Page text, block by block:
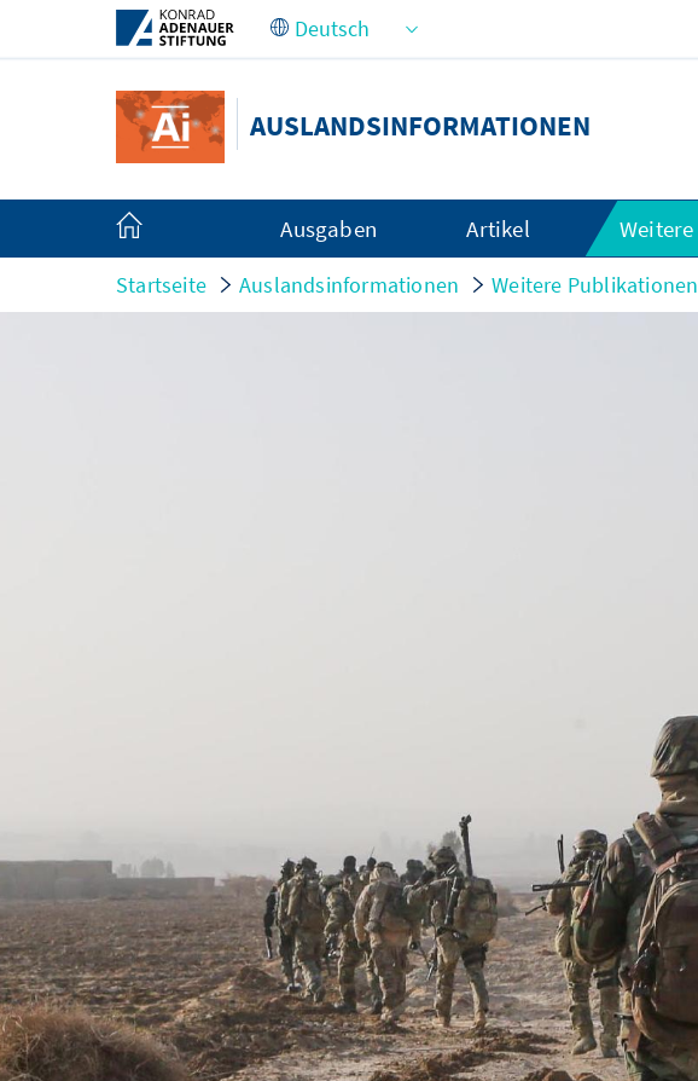
Zum Hauptinhalt springen
AUSLANDSINFORMATIONEN
Ausgaben Artikel
Startseite Auslandsinformationen Weitere Publikationen